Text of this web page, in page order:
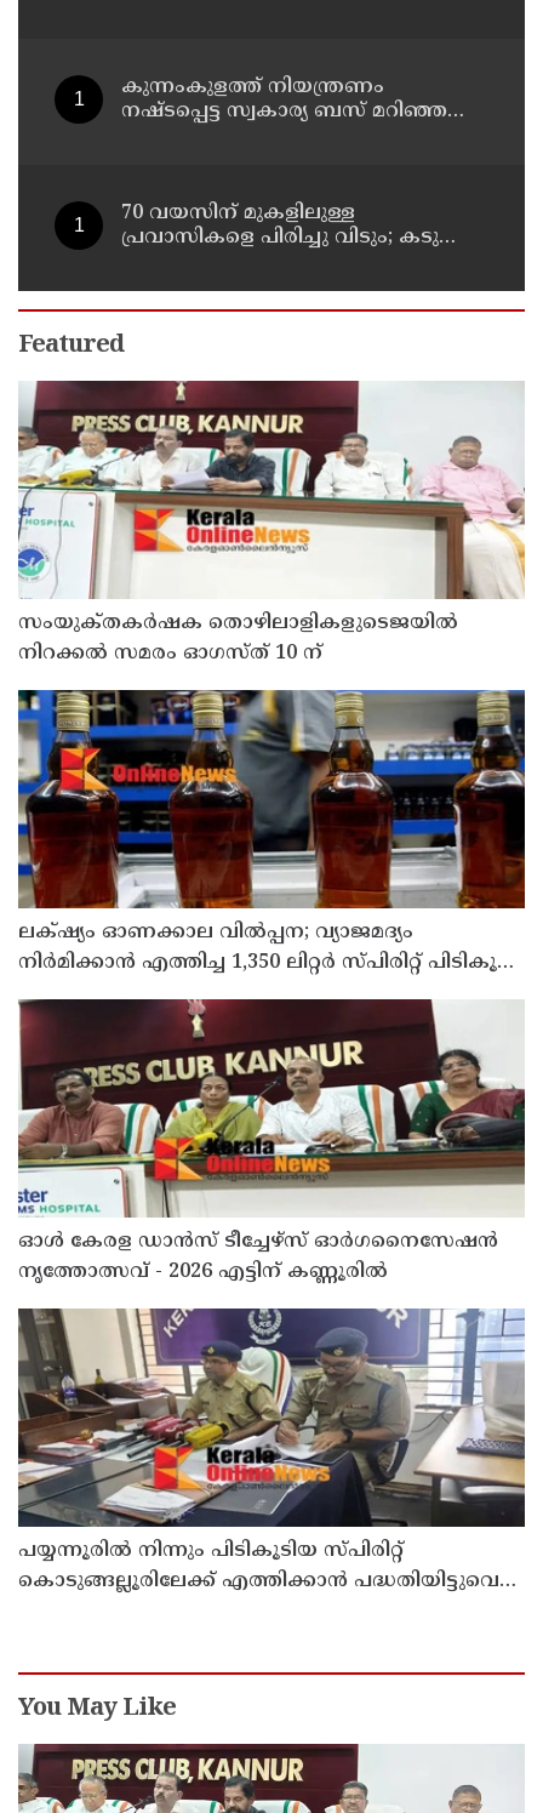
കുന്നംകുളത്ത് നിയന്ത്രണം
നഷ്ടപ്പെട്ട സ്വകാര്യ ബസ് മറിഞ്ഞ
70 വയസിന് മുകളിലുള്ള
പ്രവാസികളെ പിരിച്ചു വിടും; കടുത്ത
Featured
സംയുക്‌തകർഷക തൊഴിലാളികളുടെജയിൽ
നിറക്കൽ സമരം ഓഗസ്ത് 10 ന്
ലക്‌ഷ്യം ഓണക്കാല വിൽപ്പന; വ്യാജമദ്യം
നിർമിക്കാൻ എത്തിച്ച 1,350 ലിറ്റർ സ്പിരിറ്റ് പിടികൂടി;
രണ്ട് പേർ അറസ്റ്റിൽ
ഓൾ കേരള ഡാൻസ് ടീച്ചേഴ്സ് ഓർഗനൈസേഷൻ
നൃത്തോത്സവ് - 2026 എട്ടിന് കണ്ണൂരിൽ
പയ്യന്നൂരിൽ നിന്നും പിടികൂടിയ സ്പിരിറ്റ്
കൊടുങ്ങല്ലൂരിലേക്ക് എത്തിക്കാൻ പദ്ധതിയിട്ടുവെന്ന്
You May Like